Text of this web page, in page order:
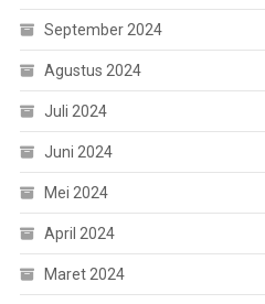
September 2024
Agustus 2024
Juli 2024
Juni 2024
Mei 2024
April 2024
Maret 2024